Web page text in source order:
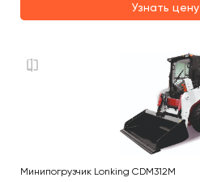
Узнать цену
Минипогрузчик Lonking CDM312M